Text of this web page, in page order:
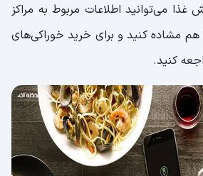
غذا می‌توانید اطلاعات مربوط به مراکز
مشاده کنید و برای خرید خوراکی‌های
کنید.